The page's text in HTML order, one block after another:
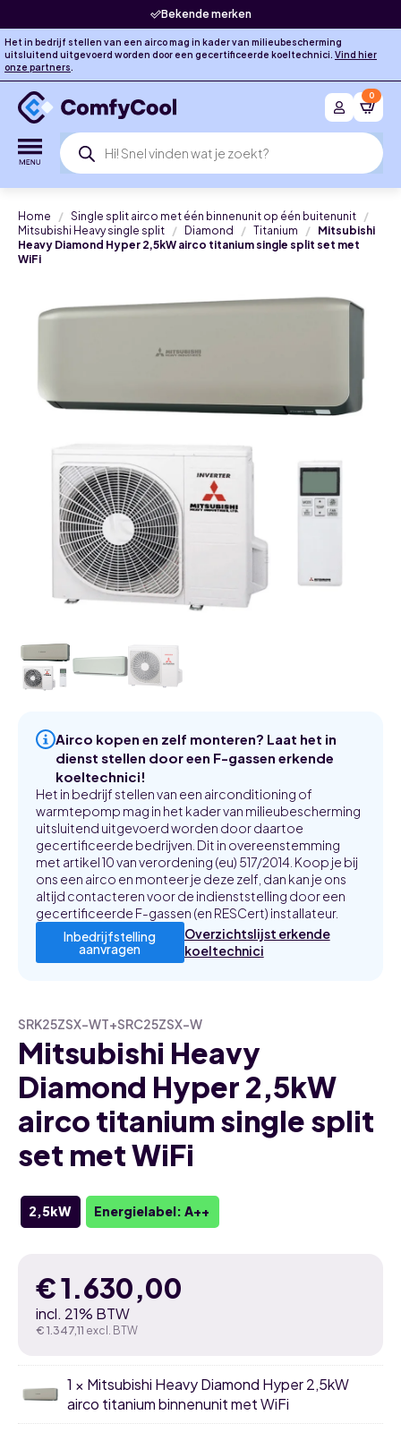
Bekende merken
Het in bedrijf stellen van een airco mag in kader van milieubescherming
uitsluitend uitgevoerd worden door een gecertificeerde koeltechnici. Vind hier
onze partners.
Producten
zoeken
0
Home
Single split airco met één binnenunit op één buitenunit
Mitsubishi Heavy single split
Diamond Titanium
Mitsubishi
Heavy Diamond Hyper 2,5kW airco titanium single split set met
WiFi
Airco kopen en zelf monteren? Laat het in
dienst stellen door een F-gassen erkende
koeltechnici!
Het in bedrijf stellen van een airconditioning of
warmtepomp mag in het kader van milieubescherming
uitsluitend uitgevoerd worden door daartoe
gecertificeerde bedrijven. Dit in overeenstemming
met artikel 10 van verordening (eu) 517/2014. Koop je bij
ons een airco en monteer je deze zelf, dan kan je ons
altijd contacteren voor de indienststelling door een
gecertificeerde F-gassen (en RESCert) installateur.
Inbedrijfstelling
aanvragen
Overzichtslijst erkende
koeltechnici
SRK25ZSX-WT+SRC25ZSX-W
Mitsubishi Heavy
Diamond Hyper 2,5kW
airco titanium single split
set met WiFi
2,5kW Energielabel: A++
€1.630,00
incl. 21% BTW
€ 1.347,11 excl. BTW
1 × Mitsubishi Heavy Diamond Hyper 2,5kW
airco titanium binnenunit met WiFi